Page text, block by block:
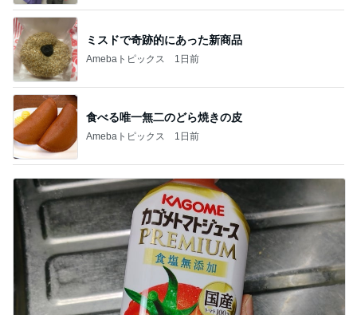
ミスドで奇跡的にあった新商品
Amebaトピックス 1日前
食べる唯一無二のどら焼きの皮
Amebaトピックス 1日前